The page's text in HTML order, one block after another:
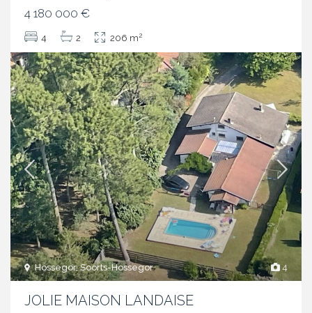
4 180 000 €
4 2 206 m2
4
Hossegor, Soorts-Hossegor
JOLIE MAISON LANDAISE